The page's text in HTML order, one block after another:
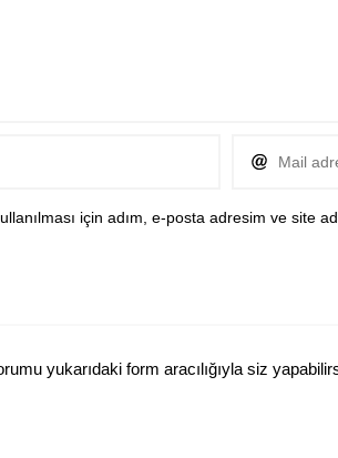
için adım, e-posta adresim ve site
yukarıdaki form aracılığıyla siz